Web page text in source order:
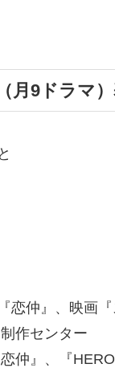
月9ドラマ
仲』、映画『
作センター
』、『HERO